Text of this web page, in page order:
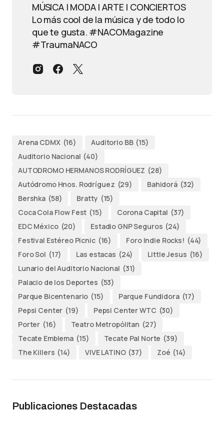
MÚSICA | MODA | ARTE | CONCIERTOS
Lo más cool de la música y de todo lo
que te gusta. #NACOMagazine
#TraumaNACO
Arena CDMX (16) Auditorio BB (15)
Auditorio Nacional (40)
AUTODROMO HERMANOS RODRÍGUEZ (28)
Autódromo Hnos. Rodríguez (29) Bahidorá (32)
Bershka (58) Bratty (15)
Coca Cola Flow Fest (15) Corona Capital (37)
EDC México (20) Estadio GNP Seguros (24)
Festival Estéreo Picnic (16) Foro Indie Rocks! (44)
Foro Sol (17) Las estacas (24) Little Jesus (16)
Lunario del Auditorio Nacional (31)
Palacio de los Deportes (53)
Parque Bicentenario (15) Parque Fundidora (17)
Pepsi Center (19) Pepsi Center WTC (30)
Porter (16) Teatro Metropólitan (27)
Tecate Emblema (15) Tecate Pal Norte (39)
The Killers (14) VIVE LATINO (37) Zoé (14)
Publicaciones Destacadas